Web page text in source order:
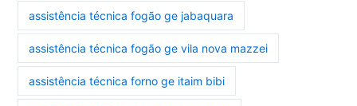
assistência técnica fogão ge jabaquara
assistência técnica fogão ge vila nova mazzei
assistência técnica forno ge itaim bibi